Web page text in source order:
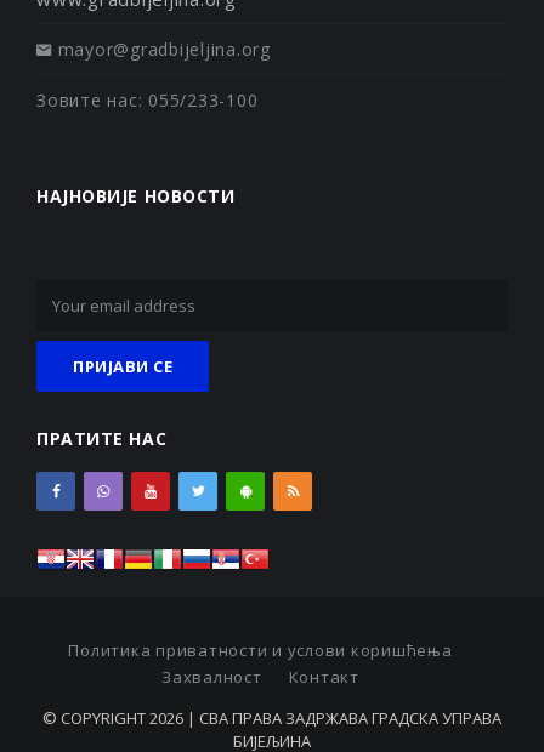
mayor@gradbijeljina.org
Зовите нас: 055/233-100
НАЈНОВИЈЕ НОВОСТИ
ПРАТИТЕ НАС
Политика приватности и услови коришћења
Захвалност
Контакт
© COPYRIGHT 2026 | СВА ПРАВА ЗАДРЖАВА ГРАДСКА УПРАВА
БИЈЕЉИНА